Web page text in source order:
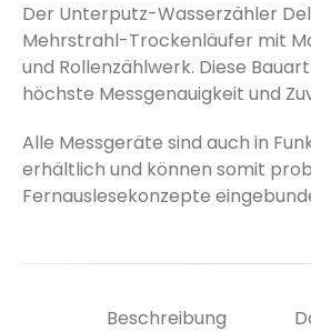
Der Unterputz-Wasserzähler
Mehrstrahl-Trockenläufer mit
und Rollenzählwerk. Diese
höchste Messgenauigkeit und
Alle Messgeräte sind auch in
erhältlich und können somit
Fernauslesekonzepte
Beschreibung